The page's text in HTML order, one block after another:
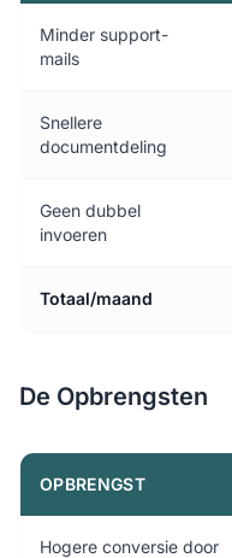
Minder support-
mails
Snellere
documentdeling
Geen dubbel
invoeren
Totaal/maand
De Opbrengsten
OPBRENGST
Hogere conversie door